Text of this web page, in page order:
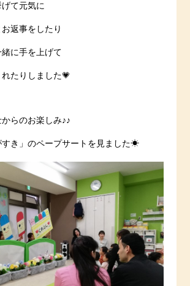
て元気に
お返事をしたり
に手を上げて
たりしました💗
らのお楽しみ♪♪
すき」のペープサートを見ました☀